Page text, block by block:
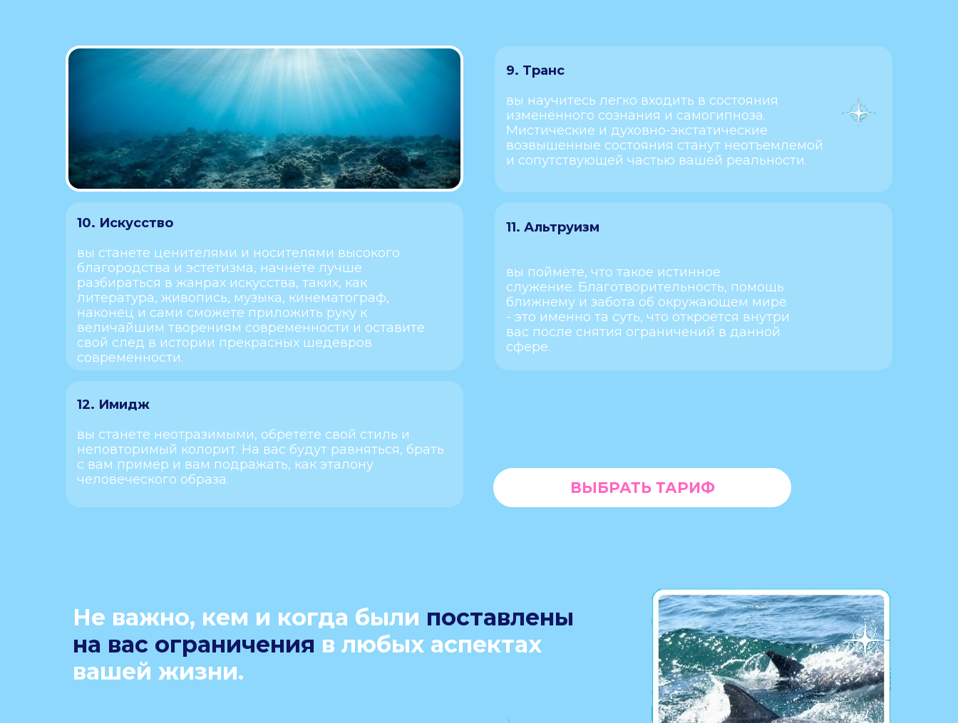
9. Транс
вы научитесь легко входить в состояния
изменённого сознания и самогипноза.
Мистические и духовно-экстатические
возвышенные состояния станут неотъемлемой
и сопутствующей частью вашей реальности.
11. Альтруизм
вы поймёте, что такое истинное
служение. Благотворительность, помощь
ближнему и забота об окружающем мире
- это именно та суть, что откроется внутри
вас после снятия ограничений в данной
сфере.
12. Имидж
вы станете неотразимыми, обретёте свой стиль и
неповторимый колорит. На вас будут равняться, брать
с вам пример и вам подражать, как эталону
человеческого образа.
10. Искусство
вы станете ценителями и носителями высокого
благородства и эстетизма, начнёте лучше
разбираться в жанрах искусства, таких, как
литература, живопись, музыка, кинематограф,
наконец и сами сможете приложить руку к
величайшим творениям современности и оставите
свой след в истории прекрасных шедевров
современности.
ВЫБРАТЬ ТАРИФ
Не важно, кем и когда были поставлены
на вас ограничения в любых аспектах
вашей жизни.